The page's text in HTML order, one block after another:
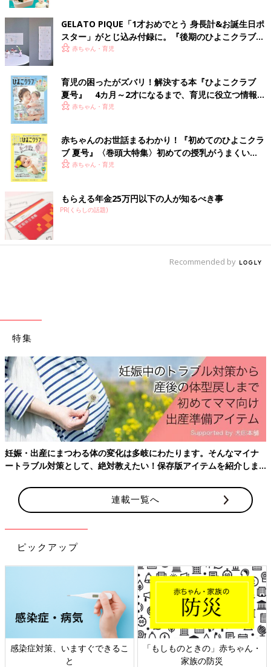
●さしゃさん コメント
ポスターを使って100日の写真を撮りました！
ぬいぐるみと、産院で頂いたスタイと手作りしたスタイで100を
表し、今3ヶ月なので、3のフラッグをばあばにもらった名前入り
歯固めで飾ってみました！
節目節目で使っていきたいと思います！
●編集部コメント
100日という大切な記念日に使っていただけでとってもうれしい
です！
引き続き節目節目でお使いいただると成長の経過もわかりやすく
記念になると思います。
【エントリーNo.8】お食い初め＆お宮参り記念に
Photo by おはぎさん
●おはぎさん コメント
もう3ヶ月ですがコロナで
暑かったけど衣装着て頑張ってくれました！
【エントリーNo.9】キックが得意な子 Photo by
Cherylさん
GELATO PIQUE「1才おめでとう 身長計&お誕生日ポ
スター」がとじ込み付録に。『後期のひよこクラブ』
春号が発売中！
赤ちゃん・育児
育児の困ったがズバリ！解決する本『ひよこクラブ
夏号』 4カ月～2才になるまで、育児に役立つ情報が
いっぱい！
赤ちゃん・育児
赤ちゃんのお世話まるわかり！『初めてのひよこクラ
ブ 夏号』〈巻頭大特集〉初めての授乳がうまくい
く！ おっぱい・ミルクの基本と夏のトラブル 解決テ
赤ちゃん・育児
もらえる年金25万円以下の人が知るべき事
PR(くらしの話題)
Recommended by
特集
妊娠・出産にまつわる体の変化は多岐にわたります。そんなマイナ
ートラブル対策として、絶対教えたい！保存版アイテムを紹介しま
連載一覧へ
ピックアップ
感染症対策、いますぐできるこ
と
「もしものときの」赤ちゃん・
家族の防災